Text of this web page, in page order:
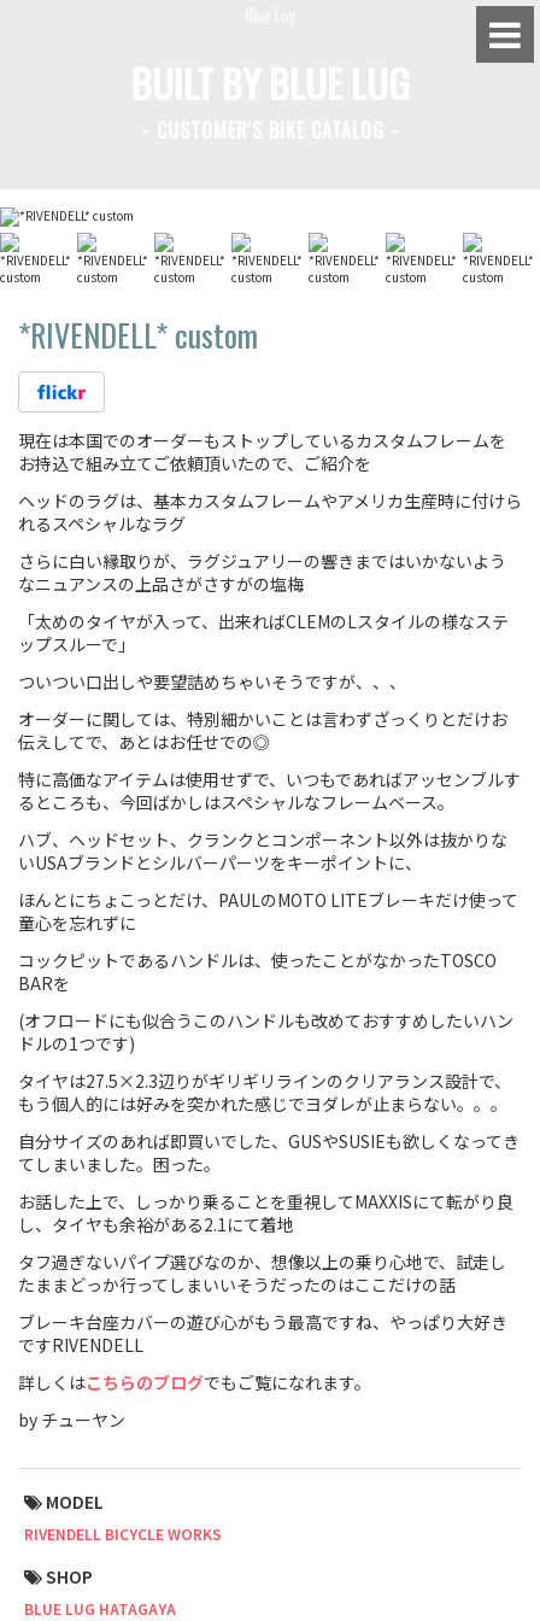
*RIVENDELL*custom
現在は本国でのオーダーもストップしているカスタムフレームを
お持込で組み立てご依頼頂いたので、ご紹介を
ヘッドのラグは、基本カスタムフレームやアメリカ生産時に付けら
れるスペシャルなラグ
さらに白い縁取りが、ラグジュアリーの響きまではいかないよう
なニュアンスの上品さがさすがの塩梅
「太めのタイヤが入って、出来ればCLEMのLスタイルの様なステ
ップスルーで」
ついつい口出しや要望詰めちゃいそうですが、、、
オーダーに関しては、特別細かいことは言わずざっくりとだけお
伝えしてで、あとはお任せでの◎
特に高価なアイテムは使用せずで、いつもであればアッセンブルす
るところも、今回ばかしはスペシャルなフレームベース。
ハブ、ヘッドセット、クランクとコンポーネント以外は抜かりな
いUSAブランドとシルバーパーツをキーポイントに、
ほんとにちょこっとだけ、PAULのMOTO LITEブレーキだけ使って
童心を忘れずに
コックピットであるハンドルは、使ったことがなかったTOSCO
BARを
(オフロードにも似合うこのハンドルも改めておすすめしたいハン
ドルの1つです)
タイヤは27.5×2.3辺りがギリギリラインのクリアランス設計で、
もう個人的には好みを突かれた感じでヨダレが止まらない。。。
自分サイズのあれば即買いでした、GUSやSUSIEも欲しくなってき
てしまいました。困った。
お話した上で、しっかり乗ることを重視してMAXXISにて転がり良
し、タイヤも余裕がある2.1にて着地
タフ過ぎないパイプ選びなのか、想像以上の乗り心地で、試走し
たままどっか行ってしまいいそうだったのはここだけの話
ブレーキ台座カバーの遊び心がもう最高ですね、やっぱり大好き
ですRIVENDELL
詳しくはこちらのブログでもご覧になれます。
by チューヤン
MODEL
RIVENDELL BICYCLE WORKS
SHOP
BLUE LUG HATAGAYA
BLUE LUG YOYOGI PARK
Everyday Bike
Fixed Gear / Single Speed
Road Bike
Touring
CX / Gravel
Mountain Bike
Fat Bike
Cargo Bike
Mixte
Mini Velo
Small Size (~160cm)
For Family
For Women
Staff Bikes
Handmade Bike
SURLY
MASH
CRUST BIKES